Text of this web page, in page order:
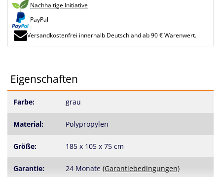
Nachhaltige Initiative
PayPal
Versandkostenfrei innerhalb Deutschland ab 90 € Warenwert.
Eigenschaften
Farbe: grau
Material: Polypropylen
Größe: 185 x 105 x 75 cm
Garantie: 24 Monate (Garantiebedingungen)